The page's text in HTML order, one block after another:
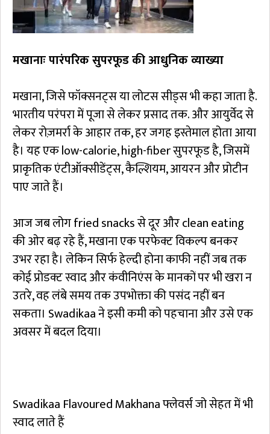
मखानाः पारंपरिक सुपरफूड की आधुनिक व्याख्या
मखाना, जिसे फॉक्सनट्स या लोटस सीड्स भी कहा जाता है.
भारतीय परंपरा में पूजा से लेकर प्रसाद तक. और आयुर्वेद से
लेकर रोज़मर्रा के आहार तक, हर जगह इस्तेमाल होता आया
है। यह एक low-calorie, high-fiber सुपरफूड है, जिसमें
प्राकृतिक एंटीऑक्सीडेंट्स, कैल्शियम, आयरन और प्रोटीन
पाए जाते हैं।
आज जब लोग fried snacks से दूर और clean eating
की ओर बढ़ रहे हैं, मखाना एक परफेक्ट विकल्प बनकर
उभर रहा है। लेकिन सिर्फ हेल्दी होना काफी नहीं जब तक
कोई प्रोडक्ट स्वाद और कंवीनिएंस के मानकों पर भी खरा न
उतरे, वह लंबे समय तक उपभोक्ता की पसंद नहीं बन
सकता। Swadikaa ने इसी कमी को पहचाना और उसे एक
अवसर में बदल दिया।
Swadikaa Flavoured Makhana फ्लेवर्स जो सेहत में भी
स्वाद लाते हैं